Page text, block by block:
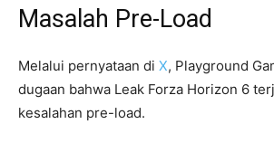
Masalah Pre-Load
Melalui pernyataan di X, Playground
dugaan bahwa Leak Forza Horizon 6
kesalahan pre-load.